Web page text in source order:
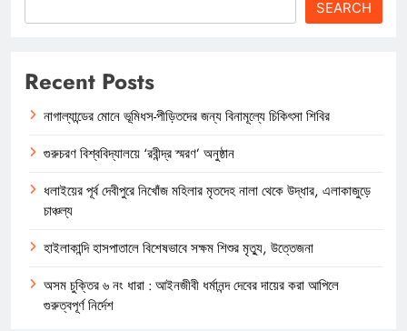
SEARCH
Recent Posts
নাগাল্যান্ডের মোনে ভূমিধস-পীড়িতদের জন্য বিনামূল্যে চিকিৎসা শিবির
গুরুচরণ বিশ্ববিদ্যালয়ে ‘রবীন্দ্র স্মরণ’ অনুষ্ঠান
ধলাইয়ের পূর্ব দেবীপুরে নিখোঁজ মহিলার মৃতদেহ নালা থেকে উদ্ধার, এলাকাজুড়ে
চাঞ্চল্য
হাইলাকান্দি হাসপাতালে বিশেষভাবে সক্ষম শিশুর মৃত্যু, উত্তেজনা
অসম চুক্তির ৬ নং ধারা : আইনজীবী ধর্মানন্দ দেবের দায়ের করা আপিলে
গুরুত্বপূর্ণ নির্দেশ